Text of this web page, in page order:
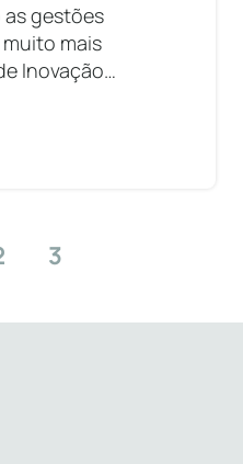
as gestões
mais
Inovação
3